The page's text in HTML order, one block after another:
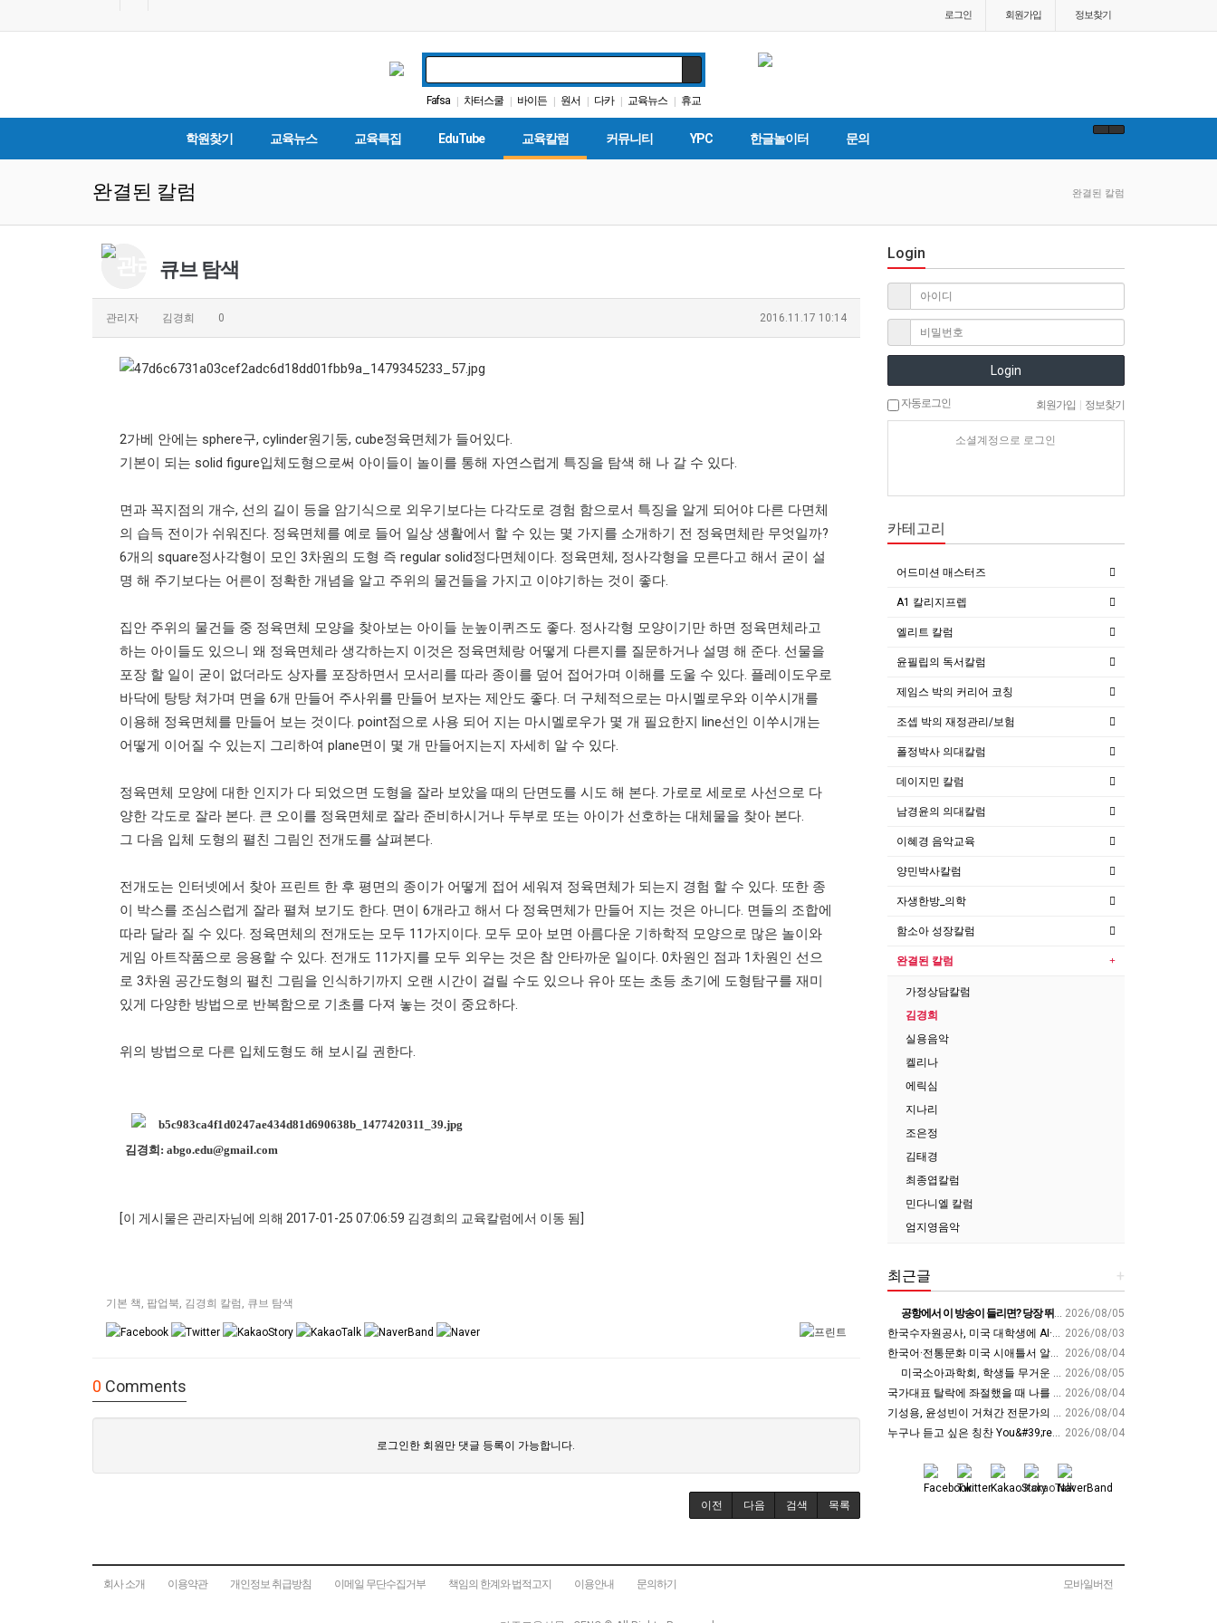
로그인 회원가입 정보찾기
Fafsa | 차터스쿨 | 바이든 | 원서 | 다카 | 교육뉴스 | 휴교
| 가주교육부 | 교육구 | 커먼코어
학원찾기 교육뉴스 교육특집 EduTube 교육칼럼 커뮤니티 YPC 한글놀이터 문의
완결된 칼럼 완결된 칼럼
큐브 탐색
관리자 김경희 0 2016.11.17 10:14
2가베 안에는 sphere구, cylinder원기둥, cube정육면체가 들어있다.
기본이 되는 solid figure입체도형으로써 아이들이 놀이를 통해 자연스럽게 특징을 탐색 해 나 갈 수 있다.
면과 꼭지점의 개수, 선의 길이 등을 암기식으로 외우기보다는 다각도로 경험 함으로서 특징을 알게 되어야 다른 다면체
의 습득 전이가 쉬워진다. 정육면체를 예로 들어 일상 생활에서 할 수 있는 몇 가지를 소개하기 전 정육면체란 무엇일까?
6개의 square정사각형이 모인 3차원의 도형 즉 regular solid정다면체이다. 정육면체, 정사각형을 모른다고 해서 굳이 설
명 해 주기보다는 어른이 정확한 개념을 알고 주위의 물건들을 가지고 이야기하는 것이 좋다.
집안 주위의 물건들 중 정육면체 모양을 찾아보는 아이들 눈높이퀴즈도 좋다. 정사각형 모양이기만 하면 정육면체라고
하는 아이들도 있으니 왜 정육면체라 생각하는지 이것은 정육면체랑 어떻게 다른지를 질문하거나 설명 해 준다. 선물을
포장 할 일이 굳이 없더라도 상자를 포장하면서 모서리를 따라 종이를 덮어 접어가며 이해를 도울 수 있다. 플레이도우로
바닥에 탕탕 쳐가며 면을 6개 만들어 주사위를 만들어 보자는 제안도 좋다. 더 구체적으로는 마시멜로우와 이쑤시개를
이용해 정육면체를 만들어 보는 것이다. point점으로 사용 되어 지는 마시멜로우가 몇 개 필요한지 line선인 이쑤시개는
어떻게 이어질 수 있는지 그리하여 plane면이 몇 개 만들어지는지 자세히 알 수 있다.
정육면체 모양에 대한 인지가 다 되었으면 도형을 잘라 보았을 때의 단면도를 시도 해 본다. 가로로 세로로 사선으로 다
양한 각도로 잘라 본다. 큰 오이를 정육면체로 잘라 준비하시거나 두부로 또는 아이가 선호하는 대체물을 찾아 본다.
그 다음 입체 도형의 펼친 그림인 전개도를 살펴본다.
전개도는 인터넷에서 찾아 프린트 한 후 평면의 종이가 어떻게 접어 세워져 정육면체가 되는지 경험 할 수 있다. 또한 종
이 박스를 조심스럽게 잘라 펼쳐 보기도 한다. 면이 6개라고 해서 다 정육면체가 만들어 지는 것은 아니다. 면들의 조합에
따라 달라 질 수 있다. 정육면체의 전개도는 모두 11 가지이다. 모두 모아 보면 아름다운 기하학적 모양으로 많은 놀이와
게임 아트작품으로 응용할 수 있다. 전개도 11 가지를 모두 외우는 것은 참 안타까운 일이다. 0차원인 점과 1 차원인 선으
로 3차원 공간도형의 펼친 그림을 인식하기까지 오랜 시간이 걸릴 수도 있으나 유아 또는 초등 초기에 도형탐구를 재미
있게 다양한 방법으로 반복함으로 기초를 다져 놓는 것이 중요하다.
위의 방법으로 다른 입체도형도 해 보시길 권한다.
김경희: abgo.edu@gmail.com
[이 게시물은 관리자님에 의해 2017-01-25 07:06:59 김경희의 교육칼럼에서 이동 됨]
기본 책 , 팝업북, 김경희 칼럼 , 큐브 탐색
0 Comments
로그인한 회원만 댓글 등록이 가능합니다.
이전 다음 검색 목록
Login
Login
자동로그인 회원가입 정보찾기
소셜계정으로 로그인
카테고리
어드미션 매스터즈
A1 칼리지프렙
엘리트 칼럼
윤필립의 독서칼럼
제임스 박의 커리어 코칭
조셉 박의 재정관리/보험
폴정박사 의대칼럼
데이지민 칼럼
남경윤의 의대칼럼
이혜경 음악교육
양민박사칼럼
자생한방_의학
함소아 성장칼럼
완결된 칼럼
가정상담칼럼
김경희
실용음악
켈리나
에릭심
지나리
조은정
김태경
최종엽칼럼
민다니엘 칼럼
엄지영음악
+
최근글
2026/08/05
공항에서 이 방송이 들리면? 당장 뛰어가세요!! #영어회화 #영어표현 #영어공부
2026/08/03
한국수자원공사, 미국 대학생에 AI·디지털트윈 물관리 교육 - cfnews.kr
2026/08/04
한국어·전통문화 미국 시애틀서 알렸다… 전북교육청, 국제교육 협력 확대 - 세계일보
2026/08/05
미국소아과학회, 학생들 무거운 책가방 ‘경고’ - 교육플러스
2026/08/04
국가대표 탈락에 좌절했을 때 나를 살린 부모님의 &#39;이 행동&#39; | 김아랑 전 쇼트트랙 선수 | 국가대표 쇼트트랙 올림픽 금메달 | 세바시 2116회
2026/08/04
기성용, 윤성빈이 거쳐간 전문가의 경고 &#39;이런 사람은 운동, 안하는 게 낫습니다&#39; | 홍정기 차의과대학스포츠의학대학원장 | 운동 건강 체중조절 면역력 | 세바시 2118회
2026/08/04
누구나 듣고 싶은 칭찬 You&#39;re thriving✨(번창❌)
회사 소개 이용약관 개인정보 취급방침 이메일 무단수집거부 책임의 한계와 법적고지 이용안내 문의하기 모바일버전